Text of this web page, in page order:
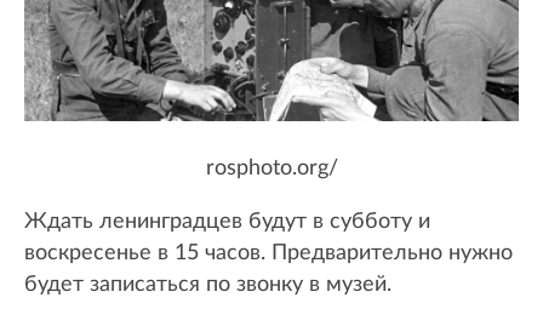
rosphoto.org/
Ждать ленинградцев будут в субботу и
воскресенье в 15 часов. Предварительно нужно
будет записаться по звонку в музей.